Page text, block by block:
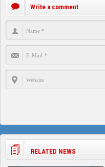
Write a comment
RELATED NEWS